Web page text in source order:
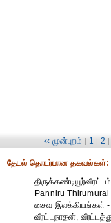
‹‹ முன்புறம் | 1 | 2
தேட‌ல் தொட‌ர்பான தகவ‌ல்க‌ள்:
Panniru Thirumurai
சைவ இலக்கியங்கள் -
வீரட்டநாதன்,